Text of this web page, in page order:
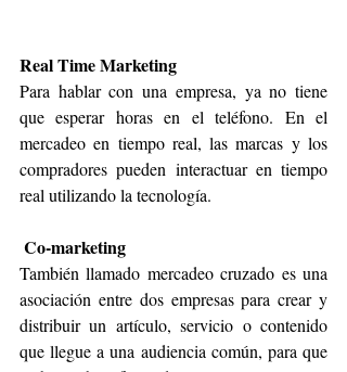
Real Time Marketing
Para hablar con una empresa, ya no tiene
que esperar horas en el teléfono. En el
mercadeo en tiempo real, las marcas y los
compradores pueden interactuar en tiempo
real utilizando la tecnología.
Co-marketing
También llamado mercadeo cruzado es una
asociación entre dos empresas para crear y
distribuir un artículo, servicio o contenido
que llegue a una audiencia común, para que